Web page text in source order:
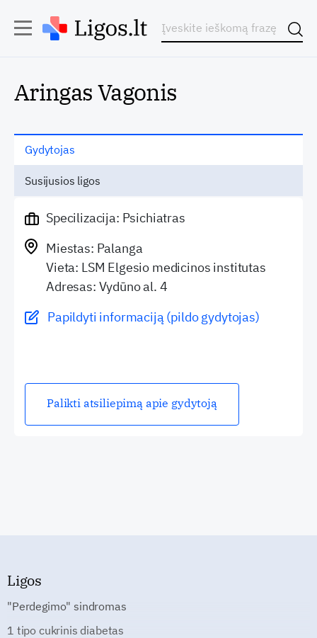
Aringas Vagonis
Gydytojas
Susijusios ligos
Specilizacija: Psichiatras
Miestas: Palanga
Vieta: LSM Elgesio medicinos institutas
Adresas: Vydūno al. 4
Papildyti informaciją (pildo gydytojas)
Palikti atsiliepimą apie gydytoją
Ligos
"Perdegimo" sindromas
1 tipo cukrinis diabetas